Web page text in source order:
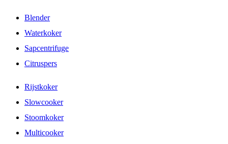
Blender
Waterkoker
Sapcentrifuge
Citruspers
Rijstkoker
Slowcooker
Stoomkoker
Multicooker